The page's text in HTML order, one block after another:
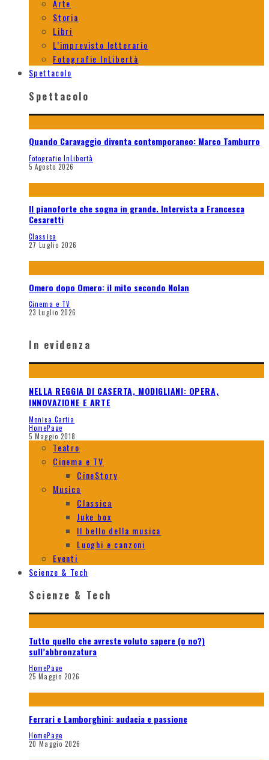
Arte
Storia
Libri
L’imprevisto letterario
Fotografie InLibertà
Spettacolo
Spettacolo
Quando Caravaggio diventa contemporaneo: Marco Tamburro
Fotografie InLibertà
5 Agosto 2026
Il pianoforte che sogna in grande. Intervista a Francesca
Cesaretti
Classica
27 Luglio 2026
Omero dopo Omero: il mito secondo Nolan
Cinema e TV
23 Luglio 2026
In evidenza
NELLA REGGIA DI CASERTA, MODIGLIANI: OPERA,
INNOVAZIONE E ARTE
Monica Cartia
HomePage
5 Maggio 2018
Teatro
Cinema e TV
CineStory
Musica
Classica
Juke box
Il bello della musica
Luoghi e canzoni
Eventi
Scienze & Tech
Scienze & Tech
Tutto quello che avreste voluto sapere (o no?)
sull’abbronzatura
HomePage
25 Maggio 2026
Ferrari e Lamborghini: audacia e passione
HomePage
20 Maggio 2026